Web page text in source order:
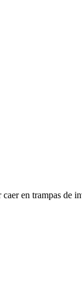
en trampas de